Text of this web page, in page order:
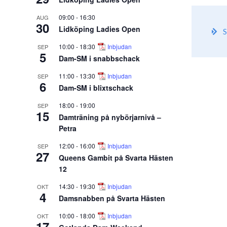
AUG
30
09:00 - 16:30
Lidköping Ladies Open
SEP
5
10:00 - 18:30 Inbjudan
Dam-SM i snabbschack
SEP
6
11:00 - 13:30 Inbjudan
Dam-SM i blixtschack
SEP
15
18:00 - 19:00
Damträning på nybörjarnivå –
Petra
SEP
27
12:00 - 16:00 Inbjudan
Queens Gambit på Svarta Hästen
12
OKT
4
14:30 - 19:30 Inbjudan
Damsnabben på Svarta Hästen
OKT 10:00 - 18:00 Inbjudan